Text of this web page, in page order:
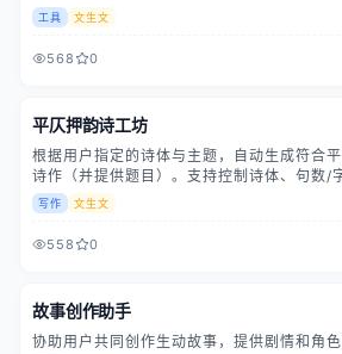
创业者一键生成可用的HTML文件，无需编码
工具 文生文
568 0
平仄押韵诗工坊
根据用户指定的诗体与主题，自动生成符合
诗作（并提供题目）。支持控制诗体、句数/
作风格，适合古风、课堂示例或创作灵感触
于投稿、教学或练习。
写作 文生文
558 0
故事创作助手
协助用户共同创作生动故事，提供剧情和角色